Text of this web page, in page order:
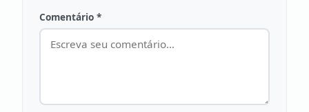
Comentário *